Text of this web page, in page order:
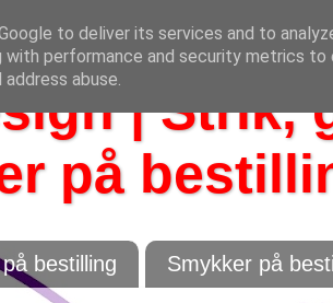
| Strik,
på
bestilling Smykker på
to deliver its services and to
with performance and security metrics
abuse.